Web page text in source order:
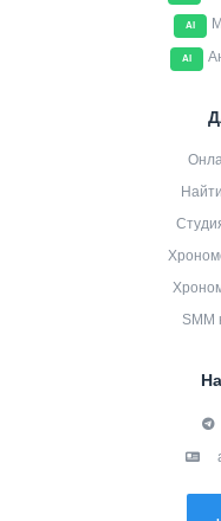
AI
AI
SMM